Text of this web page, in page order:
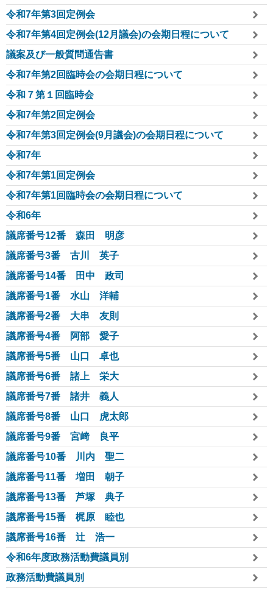
令和7年第3回定例会
令和7年第4回定例会(12月議会)の会期日程について
議案及び一般質問通告書
令和7年第2回臨時会の会期日程について
令和７第１回臨時会
令和7年第2回定例会
令和7年第3回定例会(9月議会)の会期日程について
令和7年
令和7年第1回定例会
令和7年第1回臨時会の会期日程について
令和6年
議席番号12番 森田 明彦
議席番号3番 古川 英子
議席番号14番 田中 政司
議席番号1番 水山 洋輔
議席番号2番 大串 友則
議席番号4番 阿部 愛子
議席番号5番 山口 卓也
議席番号6番 諸上 栄大
議席番号7番 諸井 義人
議席番号8番 山口 虎太郎
議席番号9番 宮﨑 良平
議席番号10番 川内 聖二
議席番号11番 増田 朝子
議席番号13番 芦塚 典子
議席番号15番 梶原 睦也
議席番号16番 辻󠄀 浩一
令和6年度政務活動費議員別
政務活動費議員別